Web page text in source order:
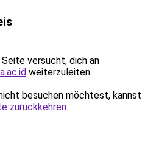
versucht, dich an
weiterzuleiten.
besuchen möchtest, kannst
zurückkehren.